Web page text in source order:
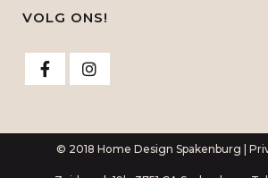
VOLG ONS!
© 2018 Home Design Spakenburg |